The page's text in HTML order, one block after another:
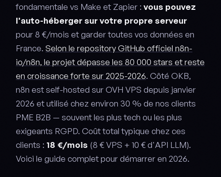
fondamentale vs Make et Zapier : vous pouvez
l'auto-héberger sur votre propre serveur
pour 8 €/mois et garder toutes vos données en
France. Selon le repository GitHub officiel n8n-
io/n8n, le projet dépasse les 80 000 stars et reste
en croissance forte sur 2025-2026. Côté OKB,
n8n est self-hosted sur OVH VPS depuis janvier
2026 et utilisé chez environ 30 % de nos clients
PME B2B — souvent les plus tech ou les plus
exigeants RGPD. Coût total typique chez ces
clients : 18 €/mois (8 € VPS + 10 € d'API LLM).
Voici le guide complet pour démarrer en 2026.